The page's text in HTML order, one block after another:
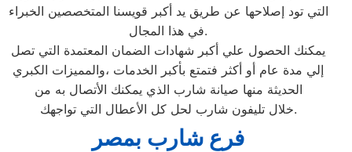
التي تود إصلاحها عن طريق يد أكبر قويسنا المتخصصين الخبراء
في هذا المجال.
يمكنك الحصول علي أكبر شهادات الضمان المعتمدة التي تصل
إلي مدة عام أو أكثر فتمتع بأكبر الخدمات ،والمميزات الكبري
الحديثة منها صيانة شارب الذي يمكنك الأتصال به من
خلال تليفون شارب لحل كل الأعطال التي تواجهك.
فرع شارب بمصر